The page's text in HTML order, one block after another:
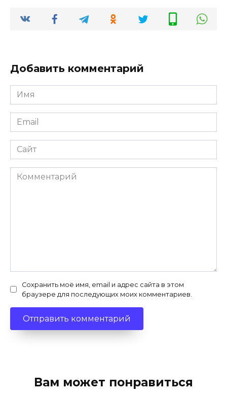
Добавить комментарий
Имя
*
Email
*
Сайт
Комментарий
Сохранить моё имя, email и адрес сайта в этом
браузере для последующих моих комментариев.
Вам может понравиться